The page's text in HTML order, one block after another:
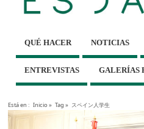
QUÉ HACER NOTICIAS
ENTREVISTAS GALERÍAS
Está en : Inicio» Tag » スペイン人学生